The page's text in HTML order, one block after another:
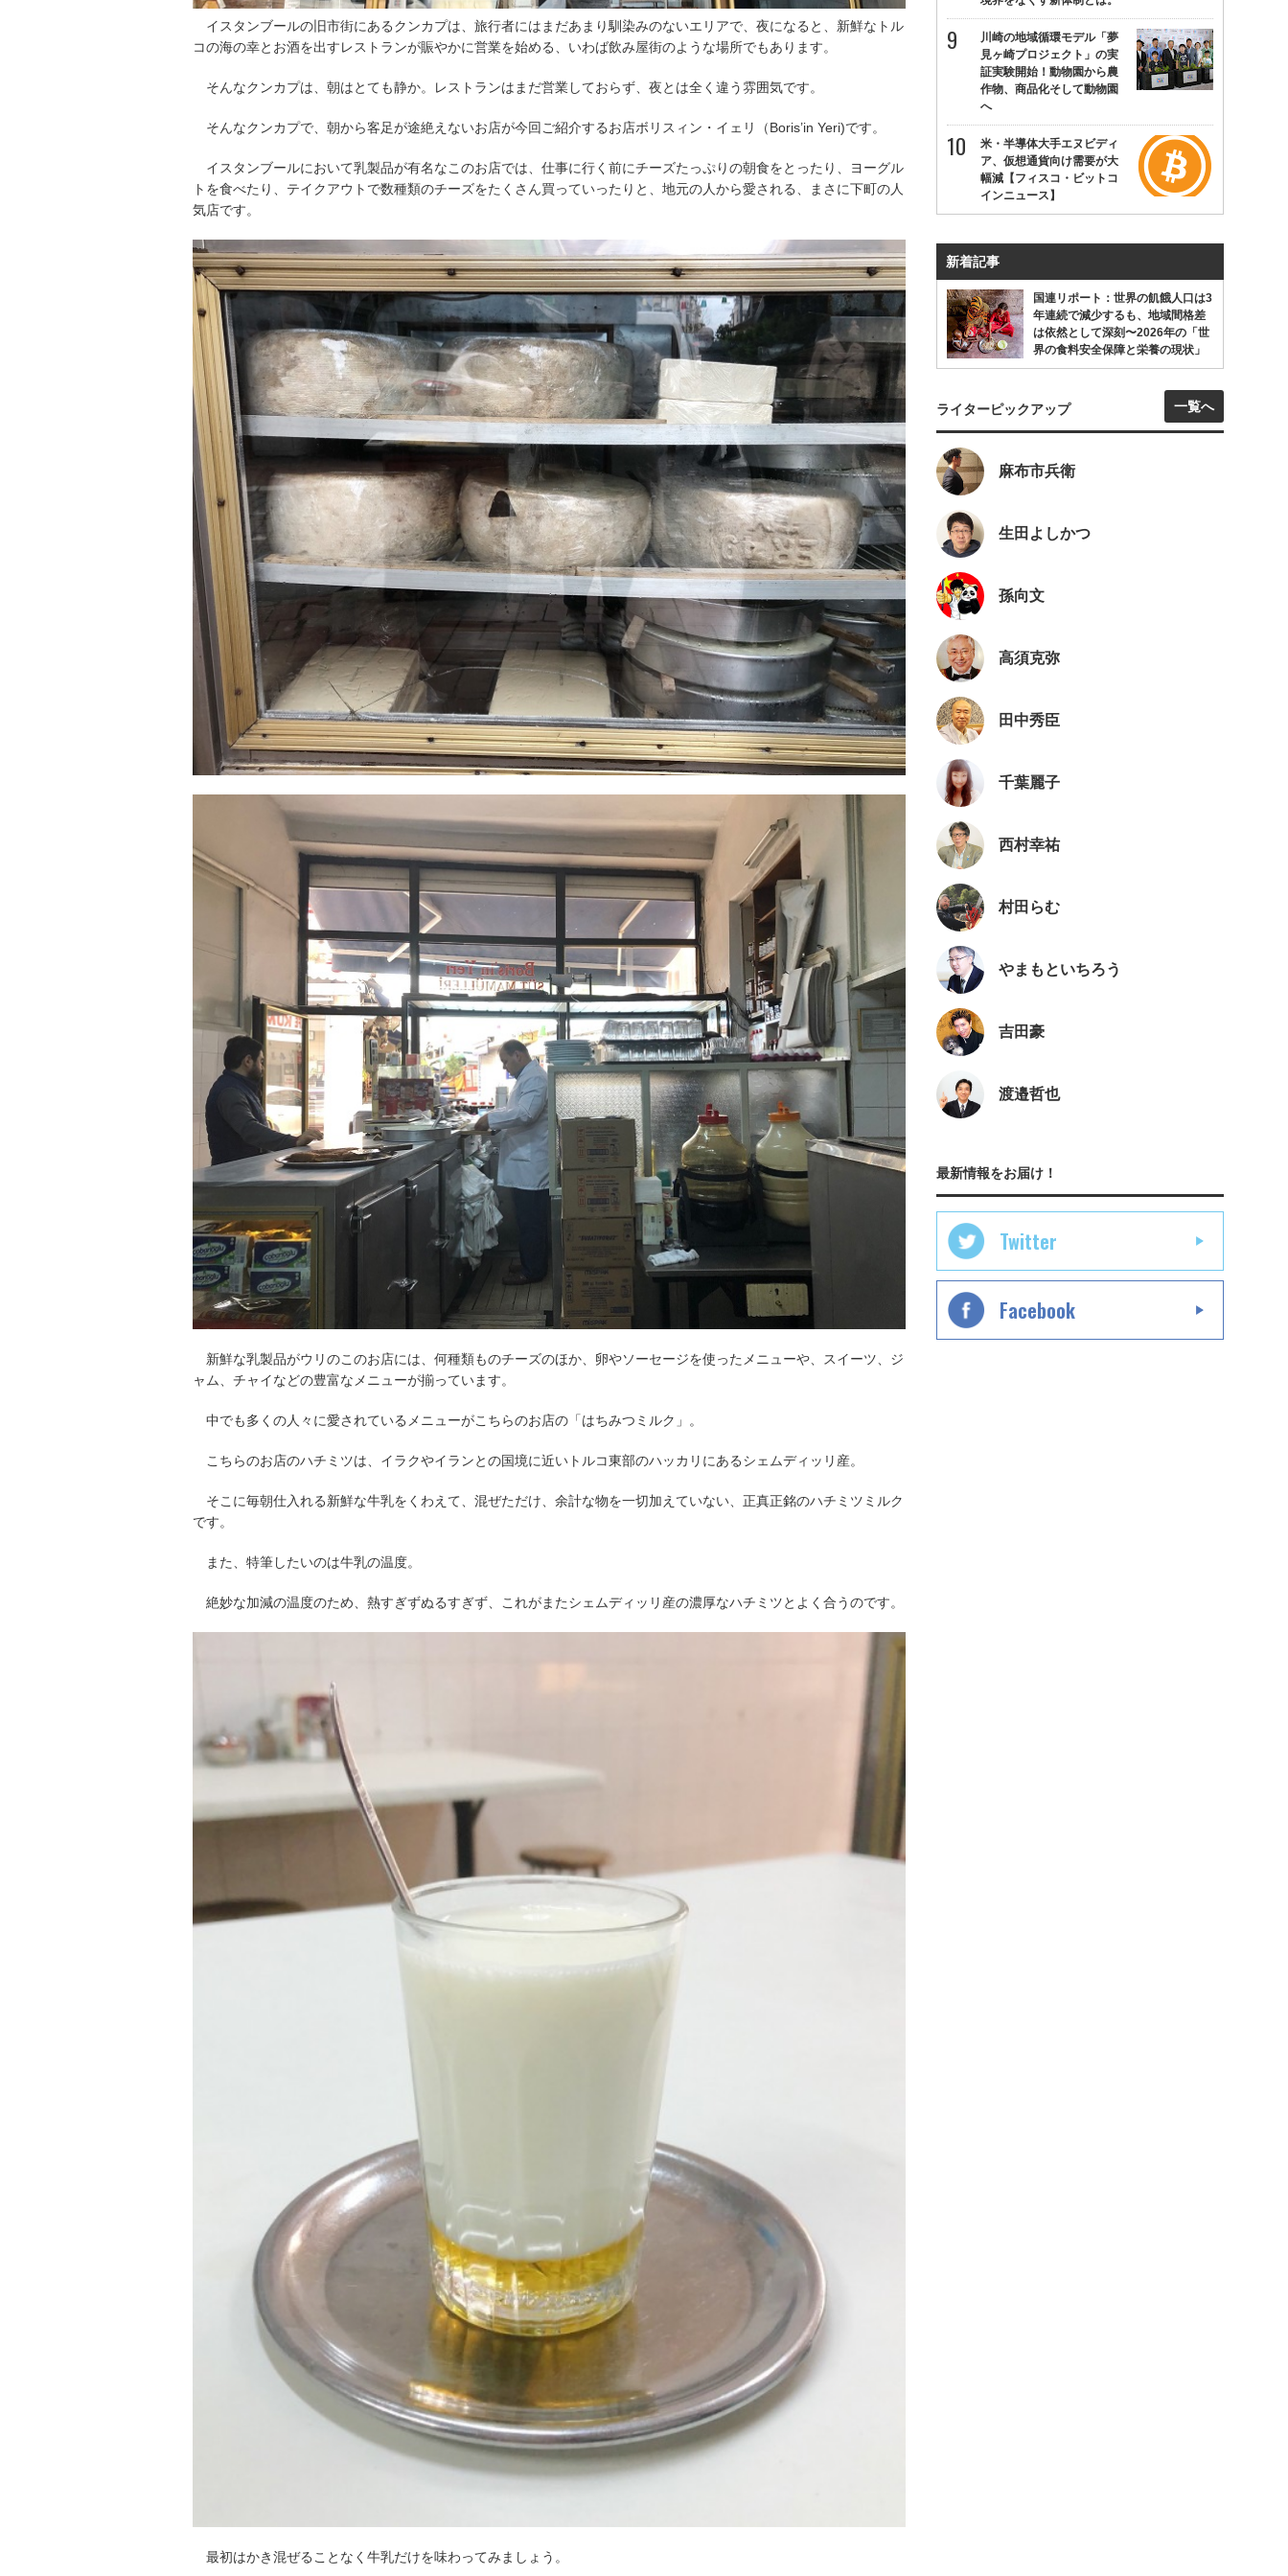
イスタンブールの旧市街にあるクンカプは、旅行者にはまだあまり馴染みのないエリアで、夜になると、新鮮なトル
コの海の幸とお酒を出すレストランが賑やかに営業を始める、いわば飲み屋街のような場所でもあります。
そんなクンカプは、朝はとても静か。レストランはまだ営業しておらず、夜とは全く違う雰囲気です。
そんなクンカプで、朝から客足が途絶えないお店が今回ご紹介するお店ボリスィン・イェリ（Boris’in Yeri)です。
イスタンブールにおいて乳製品が有名なこのお店では、仕事に行く前にチーズたっぷりの朝食をとったり、ヨーグル
トを食べたり、テイクアウトで数種類のチーズをたくさん買っていったりと、地元の人から愛される、まさに下町の人
気店です。
新鮮な乳製品がウリのこのお店には、何種類ものチーズのほか、卵やソーセージを使ったメニューや、スイーツ、ジ
ャム、チャイなどの豊富なメニューが揃っています。
中でも多くの人々に愛されているメニューがこちらのお店の「はちみつミルク」。
こちらのお店のハチミツは、イラクやイランとの国境に近いトルコ東部のハッカリにあるシェムディッリ産。
そこに毎朝仕入れる新鮮な牛乳をくわえて、混ぜただけ、余計な物を一切加えていない、正真正銘のハチミツミルク
です。
また、特筆したいのは牛乳の温度。
絶妙な加減の温度のため、熱すぎずぬるすぎず、これがまたシェムディッリ産の濃厚なハチミツとよく合うのです。
最初はかき混ぜることなく牛乳だけを味わってみましょう。
川崎の地域循環モデル「夢
見ヶ崎プロジェクト」の実
証実験開始！動物園から農
作物、商品化そして動物園
へ
米・半導体大手エヌビディ
ア、仮想通貨向け需要が大
幅減【フィスコ・ビットコ
インニュース】
新着記事
国連リポート：世界の飢餓人口は3
年連続で減少するも、地域間格差
は依然として深刻〜2026年の「世
界の食料安全保障と栄養の現状」
ライターピックアップ 一覧へ
麻布市兵衛
生田よしかつ
孫向文
高須克弥
田中秀臣
千葉麗子
西村幸祐
村田らむ
やまもといちろう
吉田豪
渡邉哲也
最新情報をお届け！
Twitter
Facebook